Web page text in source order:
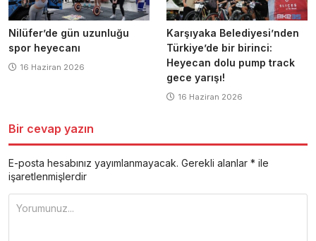
Nilüfer’de gün uzunluğu
spor heyecanı
16 Haziran 2026
Karşıyaka Belediyesi’nden
Türkiye’de bir birinci:
Heyecan dolu pump track
gece yarışı!
16 Haziran 2026
Bir cevap yazın
E-posta hesabınız yayımlanmayacak. Gerekli alanlar * ile
işaretlenmişlerdir